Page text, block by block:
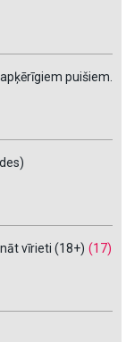
puišiem.
vīrieti (18+) (17)